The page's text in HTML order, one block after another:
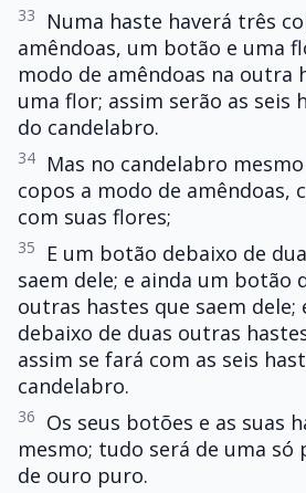
33
Numa haste haverá três
amêndoas, um botão e uma
modo de amêndoas na outra
uma flor; assim serão as seis
do candelabro.
34
Mas no candelabro
copos a modo de amêndoas,
com suas flores;
35
E um botão debaixo de
saem dele; e ainda um botão
outras hastes que saem
debaixo de duas outras
assim se fará com as seis
candelabro.
36
Os seus botões e as suas
mesmo; tudo será de uma só
de ouro puro.